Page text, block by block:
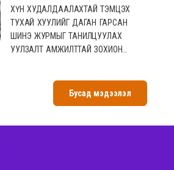
ХҮН ХУДАЛДААЛАХТАЙ ТЭМЦЭХ
ТУХАЙ ХУУЛИЙГ ДАГАН ГАРСАН
ШИНЭ ЖУРМЫГ ТАНИЛЦУУЛАХ
УУЛЗАЛТ АМЖИЛТТАЙ ЗОХИОН
Бусад мэдээлэл